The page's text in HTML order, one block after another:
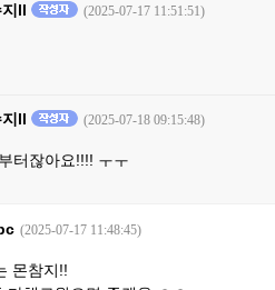
ll (2025-07-17 11:51:51)
ll (2025-07-18 09:15:48)
터잖아요!!!! ㅜㅜ
(2025-07-17 11:48:45)
몬참지!!